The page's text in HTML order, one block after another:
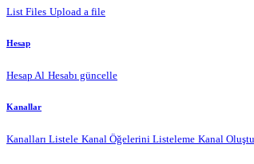
List Files Upload a file
Hesap
Hesap Al Hesabı güncelle
Kanallar
Kanalları Listele Kanal Öğelerini Listeleme Kanal